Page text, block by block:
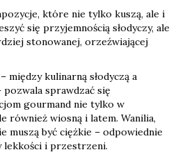
które nie tylko kuszą, ale i
się przyjemnością słodyczy, ale
stonowanej, orzeźwiającej
między kulinarną słodyczą a
sprawdzać się
gourmand nie tylko w
również wiosną i latem. Wanilia,
muszą być ciężkie – odpowiednie
lekkości i przestrzeni.